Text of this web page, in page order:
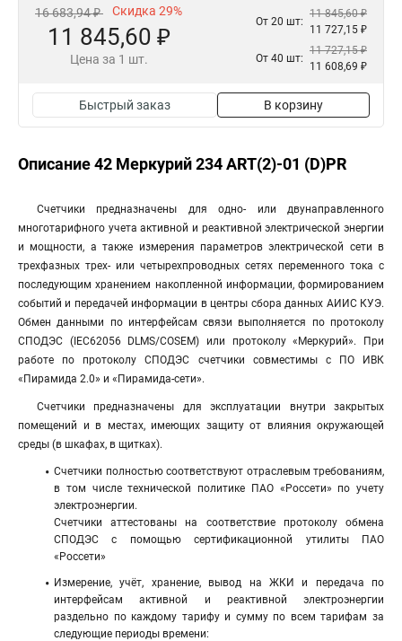
16 683,94 ₽ Скидка 29%
11 845,60 ₽
Цена за 1 шт.
От 20 шт:
11 845,60 ₽
11 727,15 ₽
От 40 шт:
11 727,15 ₽
11 608,69 ₽
Быстрый заказ В корзину
Описание 42 Меркурий 234 ART(2)-01 (D)PR
Счетчики предназначены для одно- или двунаправленного
многотарифного учета активной и реактивной электрической энергии
и мощности, а также измерения параметров электрической сети в
трехфазных трех- или четырехпроводных сетях переменного тока с
последующим хранением накопленной информации, формированием
событий и передачей информации в центры сбора данных АИИС КУЭ.
Обмен данными по интерфейсам связи выполняется по протоколу
СПОДЭС (IEC62056 DLMS/COSEM) или протоколу «Меркурий». При
работе по протоколу СПОДЭС счетчики совместимы с ПО ИВК
«Пирамида 2.0» и «Пирамида-сети».
Счетчики предназначены для эксплуатации внутри закрытых
помещений и в местах, имеющих защиту от влияния окружающей
среды (в шкафах, в щитках).
Счетчики полностью соответствуют отраслевым требованиям,
в том числе технической политике ПАО «Россети» по учету
электроэнергии.
Счетчики аттестованы на соответствие протоколу обмена
СПОДЭС с помощью сертификационной утилиты ПАО
«Россети»
Измерение, учёт, хранение, вывод на ЖКИ и передача по
интерфейсам активной и реактивной электроэнергии
раздельно по каждому тарифу и сумму по всем тарифам за
следующие периоды времени: